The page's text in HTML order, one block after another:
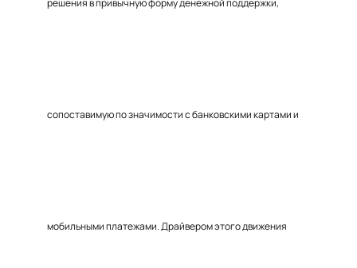
решения в привычную форму денежной поддержки,
сопоставимую по значимости с банковскими картами и
мобильными платежами. Драйвером этого движения